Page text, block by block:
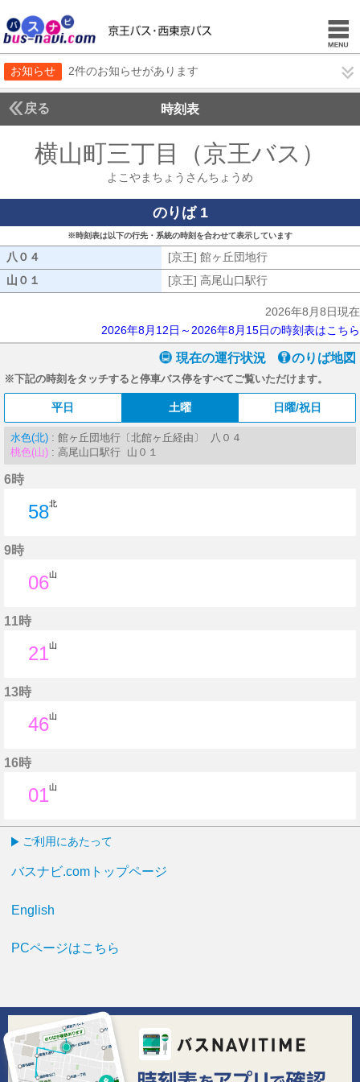
お知らせ 2件のお知らせがあります
戻る 時刻表
横山町三丁目（京王バス）
よこやまちょうさんちょうめ
のりば 1
※時刻表は以下の行先・系統の時刻を合わせて表示しています
八０４ [京王] 館ヶ丘団地行
山０１
[京王] 高尾山口駅行
2026年8月8日現在
2026年8月12日～2026年8月15日の時刻表はこちら
現在の運行状況 のりば地図
※下記の時刻をタッチすると停車バス停をすべてご覧いただけます。
平日 土曜 日曜/祝日
水色(北) : 館ヶ丘団地行〔北館ヶ丘経由〕 八０４
桃色(山) : 高尾山口駅行 山０１
6時
58北
9時
06山
11時
21山
13時
46山
16時
01山
ご利用にあたって
バスナビ.comトップページ
English
PCページはこちら